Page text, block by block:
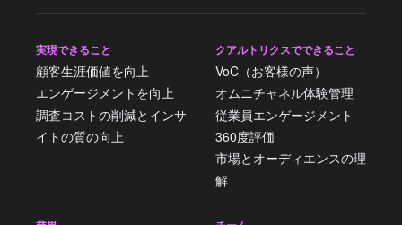
実現できること
顧客生涯価値を向上
エンゲージメントを向上
調査コストの削減とインサ
イトの質の向上
クアルトリクスでできること
VoC（お客様の声）
オムニチャネル体験管理
従業員エンゲージメント
360度評価
市場とオーディエンスの理
解